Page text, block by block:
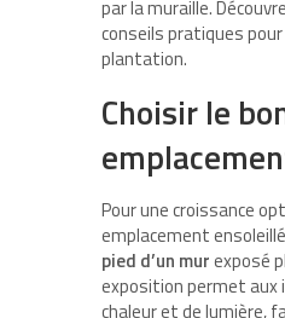
par la muraille.
conseils pratiques
plantation.
Choisir le
Pour une croissance
emplacement
pied d’un murexposé
exposition permet aux
chaleur et de lumière,